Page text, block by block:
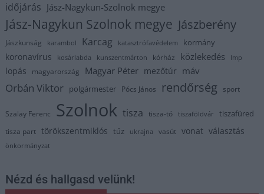
időjárás Jász-Nagykun-Szolnok megye
Jász-Nagykun Szolnok megye Jászberény
Jászkunság karambol Karcag katasztrófavédelem kormány
koronavírus kosárlabda kunszentmárton kórház közlekedés lmp
lopás magyarország Magyar Péter mezőtúr máv
Orbán Viktor polgármester Pócs János rendőrség sport
Szalay Ferenc Szolnok tisza tisza-tó tiszaföldvár tiszafüred
tisza part törökszentmiklós tűz ukrajna vasút vonat választás
önkormányzat
Nézd és hallgasd velünk!